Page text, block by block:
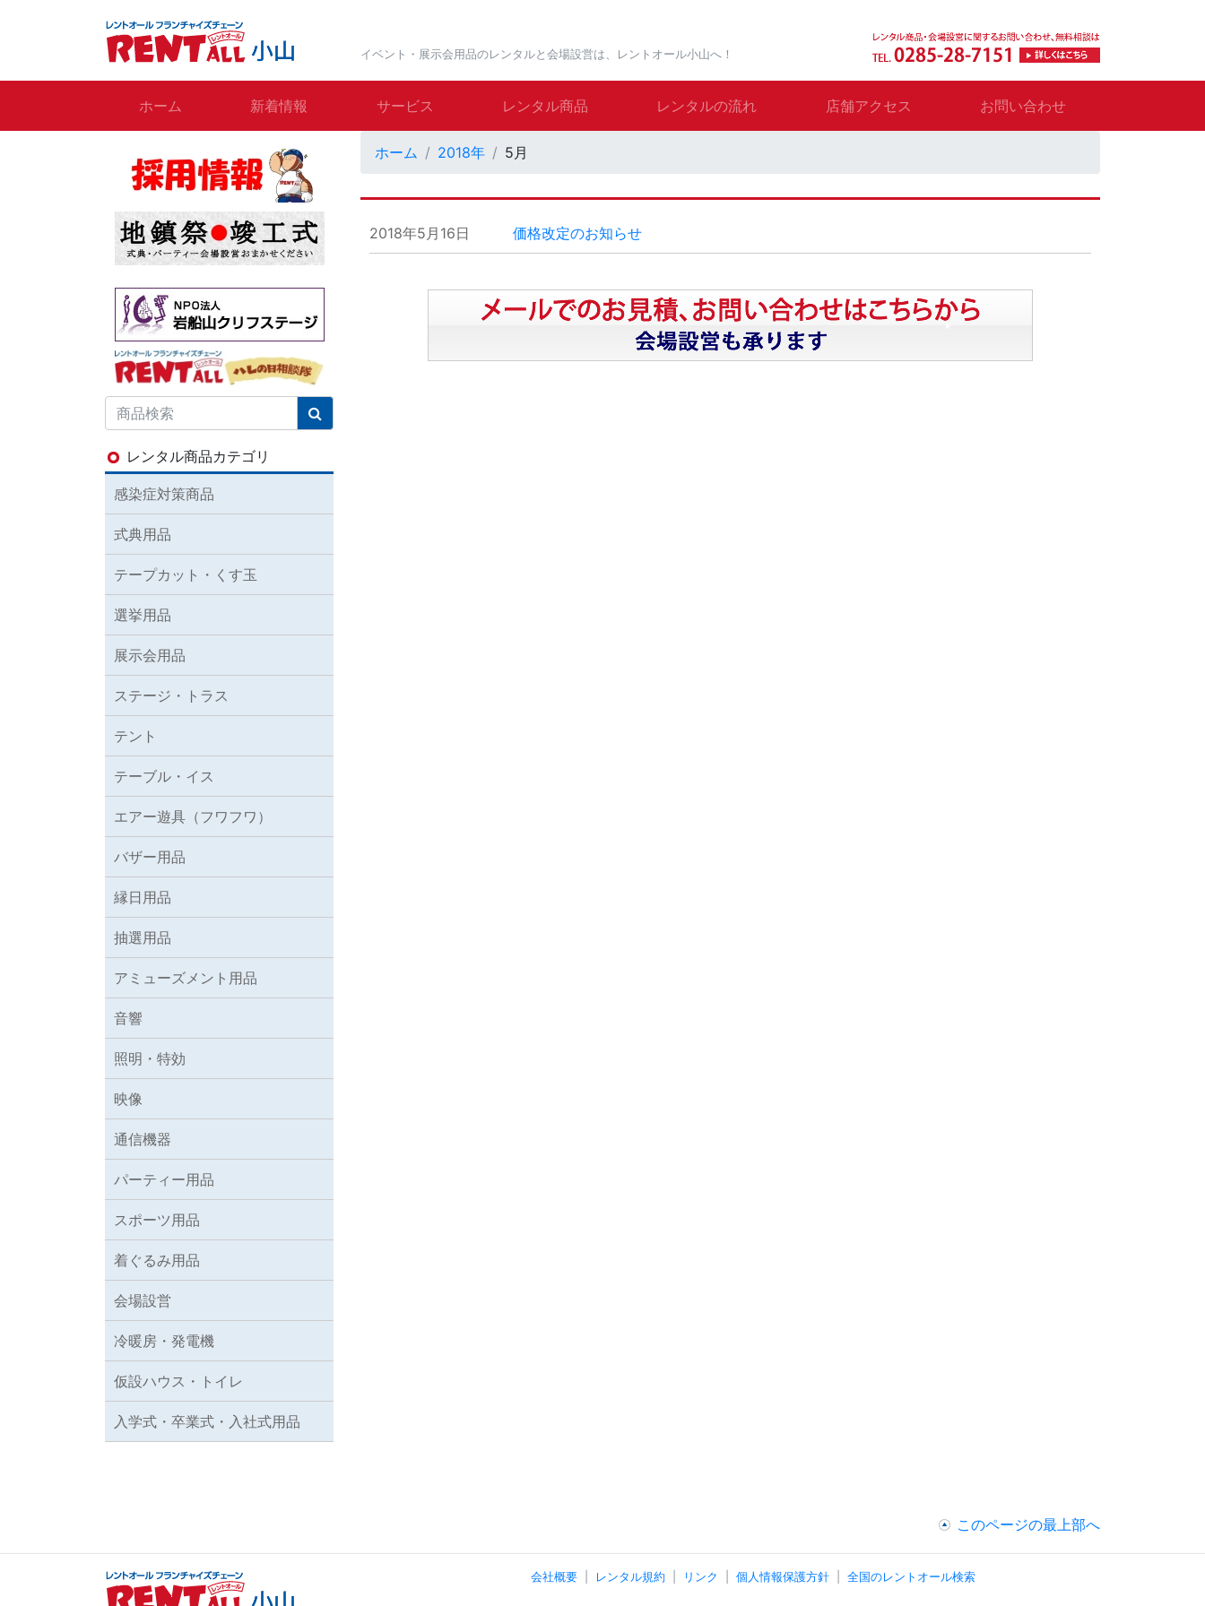
イベント・展示会用品のレンタルと会場設営は、レントオール小山へ！
ホーム 新着情報 サービス レンタル商品 レンタルの流れ 店舗アクセス お問い合わせ
ホーム 2018年 5月
2018年5月16日 価格改定のお知らせ
レンタル商品カテゴリ
感染症対策商品
式典用品
テープカット・くす玉
選挙用品
展示会用品
ステージ・トラス
テント
テーブル・イス
エアー遊具（フワフワ）
バザー用品
縁日用品
抽選用品
アミューズメント用品
音響
照明・特効
映像
通信機器
パーティー用品
スポーツ用品
着ぐるみ用品
会場設営
冷暖房・発電機
仮設ハウス・トイレ
入学式・卒業式・入社式用品
このページの最上部へ
会社概要 レンタル規約 リンク 個人情報保護方針 全国のレントオール検索